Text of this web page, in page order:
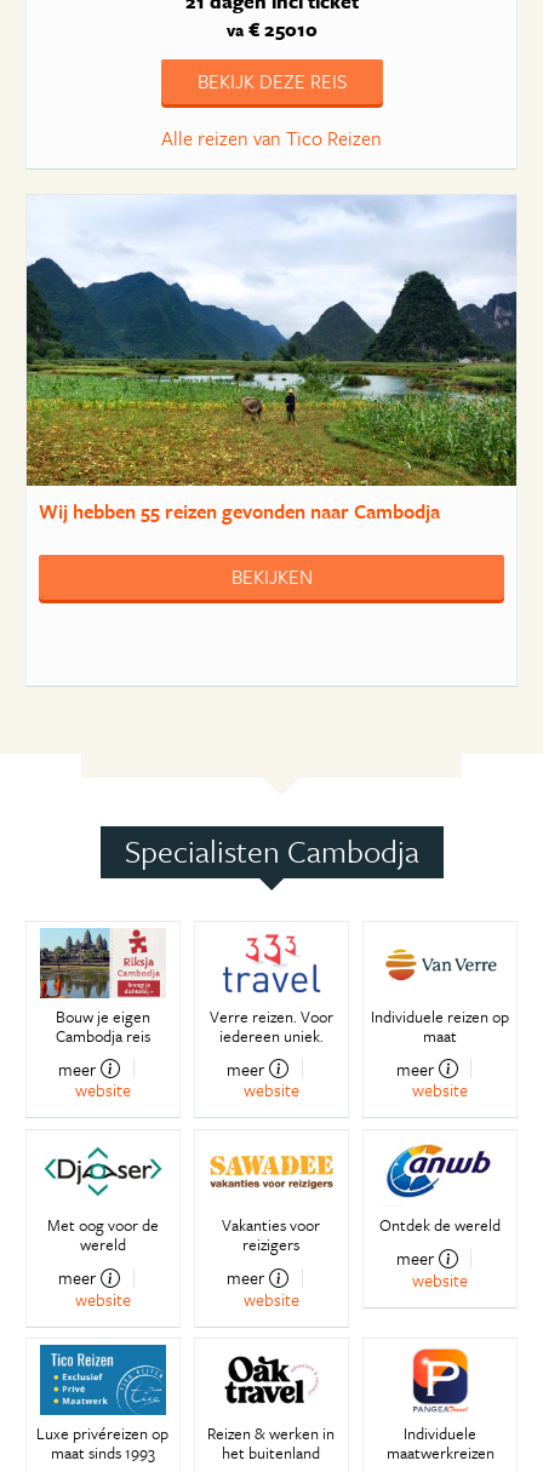
va€ 25010
BEKIJK DEZE REIS
Alle reizen van Tico Reizen
Wij hebben55 reizengevonden naar Cambodja
BEKIJKEN
Specialisten Cambodja
Bouw je eigen
Cambodja reis
meer
website
Verre reizen. Voor
iedereen uniek.
meer
website
Individuele reizen op
maat
meer
website
Met oog voor de
wereld
meer
website
Vakanties voor
reizigers
meer
website
Ontdek de wereld
meer
website
Luxe privéreizen op
maat sinds 1993
Reizen & werken in
het buitenland
Individuele
maatwerkreizen